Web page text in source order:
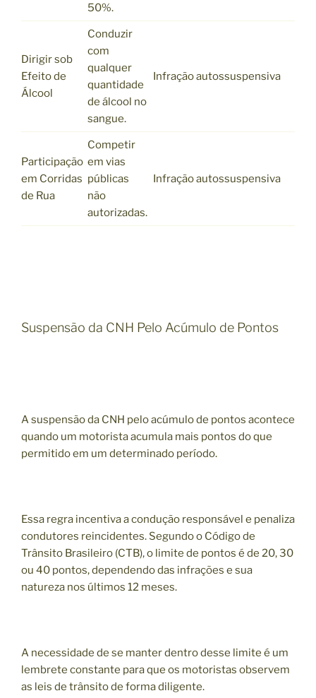
50%.
Dirigir sob
Efeito de
Álcool
Conduzir
com
qualquer
quantidade
de álcool no
sangue.
Infração autossuspensiva
Participação
em Corridas
de Rua
Competir
em vias
públicas
não
autorizadas.
Infração autossuspensiva
Suspensão da CNH Pelo Acúmulo de Pontos
A suspensão da CNH pelo acúmulo de pontos acontece
quando um motorista acumula mais pontos do que
permitido em um determinado período.
Essa regra incentiva a condução responsável e penaliza
condutores reincidentes. Segundo o Código de
Trânsito Brasileiro (CTB), o limite de pontos é de 20, 30
ou 40 pontos, dependendo das infrações e sua
natureza nos últimos 12 meses.
A necessidade de se manter dentro desse limite é um
lembrete constante para que os motoristas observem
as leis de trânsito de forma diligente.